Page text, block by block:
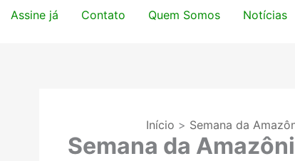
Assine já Contato Quem Somos Notícias
Início Semana da
Semana da